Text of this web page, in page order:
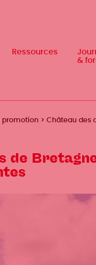
Ressources
&
Ressources
&
promotion Château des
de